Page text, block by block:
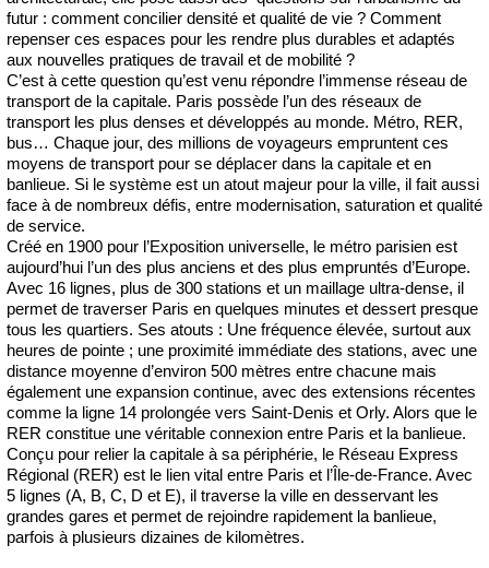
futur : comment concilier densité et qualité de vie ? Comment
repenser ces espaces pour les rendre plus durables et adaptés
aux nouvelles pratiques de travail et de mobilité ?
C’est à cette question qu’est venu répondre l’immense réseau de
transport de la capitale. Paris possède l’un des réseaux de
transport les plus denses et développés au monde. Métro, RER,
bus… Chaque jour, des millions de voyageurs empruntent ces
moyens de transport pour se déplacer dans la capitale et en
banlieue. Si le système est un atout majeur pour la ville, il fait aussi
face à de nombreux défis, entre modernisation, saturation et qualité
de service.
Créé en 1900 pour l’Exposition universelle, le métro parisien est
aujourd’hui l’un des plus anciens et des plus empruntés d’Europe.
Avec 16 lignes, plus de 300 stations et un maillage ultra-dense, il
permet de traverser Paris en quelques minutes et dessert presque
tous les quartiers. Ses atouts : Une fréquence élevée, surtout aux
heures de pointe ; une proximité immédiate des stations, avec une
distance moyenne d’environ 500 mètres entre chacune mais
également une expansion continue, avec des extensions récentes
comme la ligne 14 prolongée vers Saint-Denis et Orly. Alors que le
RER constitue une véritable connexion entre Paris et la banlieue.
Conçu pour relier la capitale à sa périphérie, le Réseau Express
Régional (RER) est le lien vital entre Paris et l’Île-de-France. Avec
5 lignes (A, B, C, D et E), il traverse la ville en desservant les
grandes gares et permet de rejoindre rapidement la banlieue,
parfois à plusieurs dizaines de kilomètres.